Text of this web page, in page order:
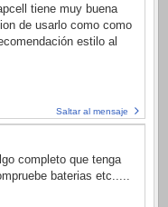
tiene muy buena
de usarlo como como
estilo al
Saltar al mensaje
completo que tenga
baterias etc.....